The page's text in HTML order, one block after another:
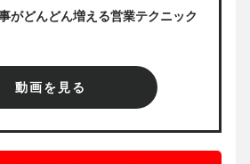
がどんどん増える営業テクニック
動画を見る